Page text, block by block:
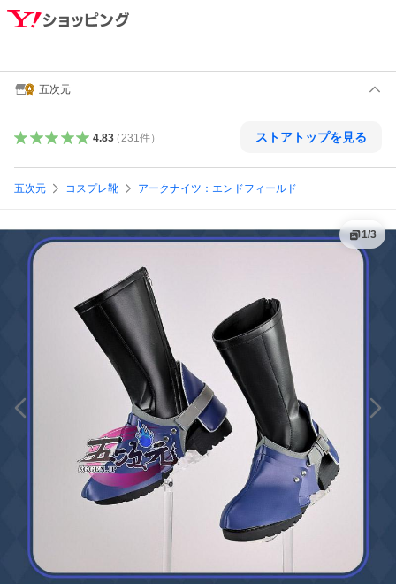
五次元
4.83（ 231件） ストアトップを見る
五次元 コスプレ靴 アークナイツ：エンドフィールド
1/3